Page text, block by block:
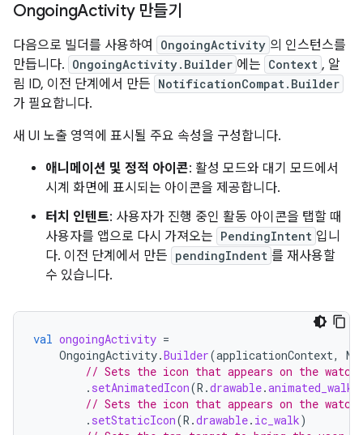
OngoingActivity 만들기
다음으로 빌더를 사용하여 OngoingActivity 의 인스턴스를
만듭니다. OngoingActivity.Builder 에는 Context , 알
림 ID, 이전 단계에서 만든 NotificationCompat.Builder
가 필요합니다.
새 UI 노출 영역에 표시될 주요 속성을 구성합니다.
애니메이션 및 정적 아이콘: 활성 모드와 대기 모드에서
시계 화면에 표시되는 아이콘을 제공합니다.
터치 인텐트: 사용자가 진행 중인 활동 아이콘을 탭할 때
사용자를 앱으로 다시 가져오는 PendingIntent 입니
다. 이전 단계에서 만든 pendingIndent 를 재사용할
수 있습니다.
val ongoingActivity =
OngoingActivity.Builder(applicationContext,
// Sets the icon that appears on the
. setAnimatedIcon(R .drawable.animated_walk
// Sets the icon that appears on the watch
. setStaticIcon(R .drawable. ic_walk)